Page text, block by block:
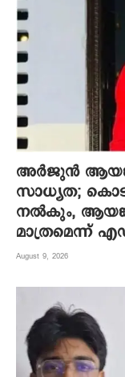
അർജുൻ
സാധ്യത; കൊടും
നൽകും,
മാത്രമെന്ന്
August 9, 2026